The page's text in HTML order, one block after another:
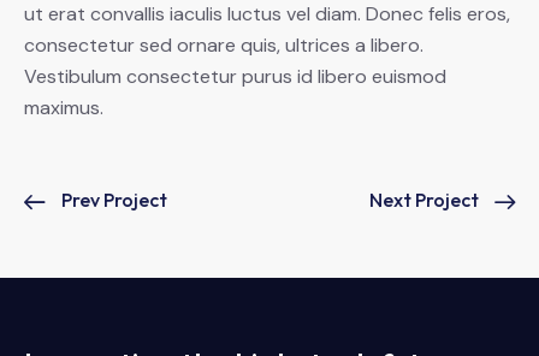
ut erat convallis iaculis luctus vel diam. Donec felis eros,
consectetur sed ornare quis, ultrices a libero.
Vestibulum consectetur purus id libero euismod
maximus.
Prev Project Next Project